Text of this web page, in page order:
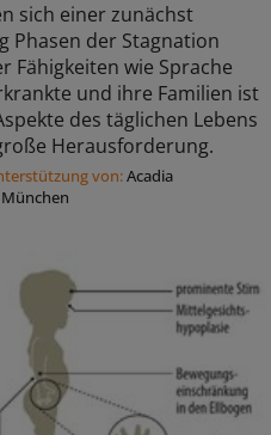
sich einer zunächst
Phasen der Stagnation
Fähigkeiten wie Sprache
und ihre Familien ist
des täglichen Lebens
Herausforderung.
von:Acadia